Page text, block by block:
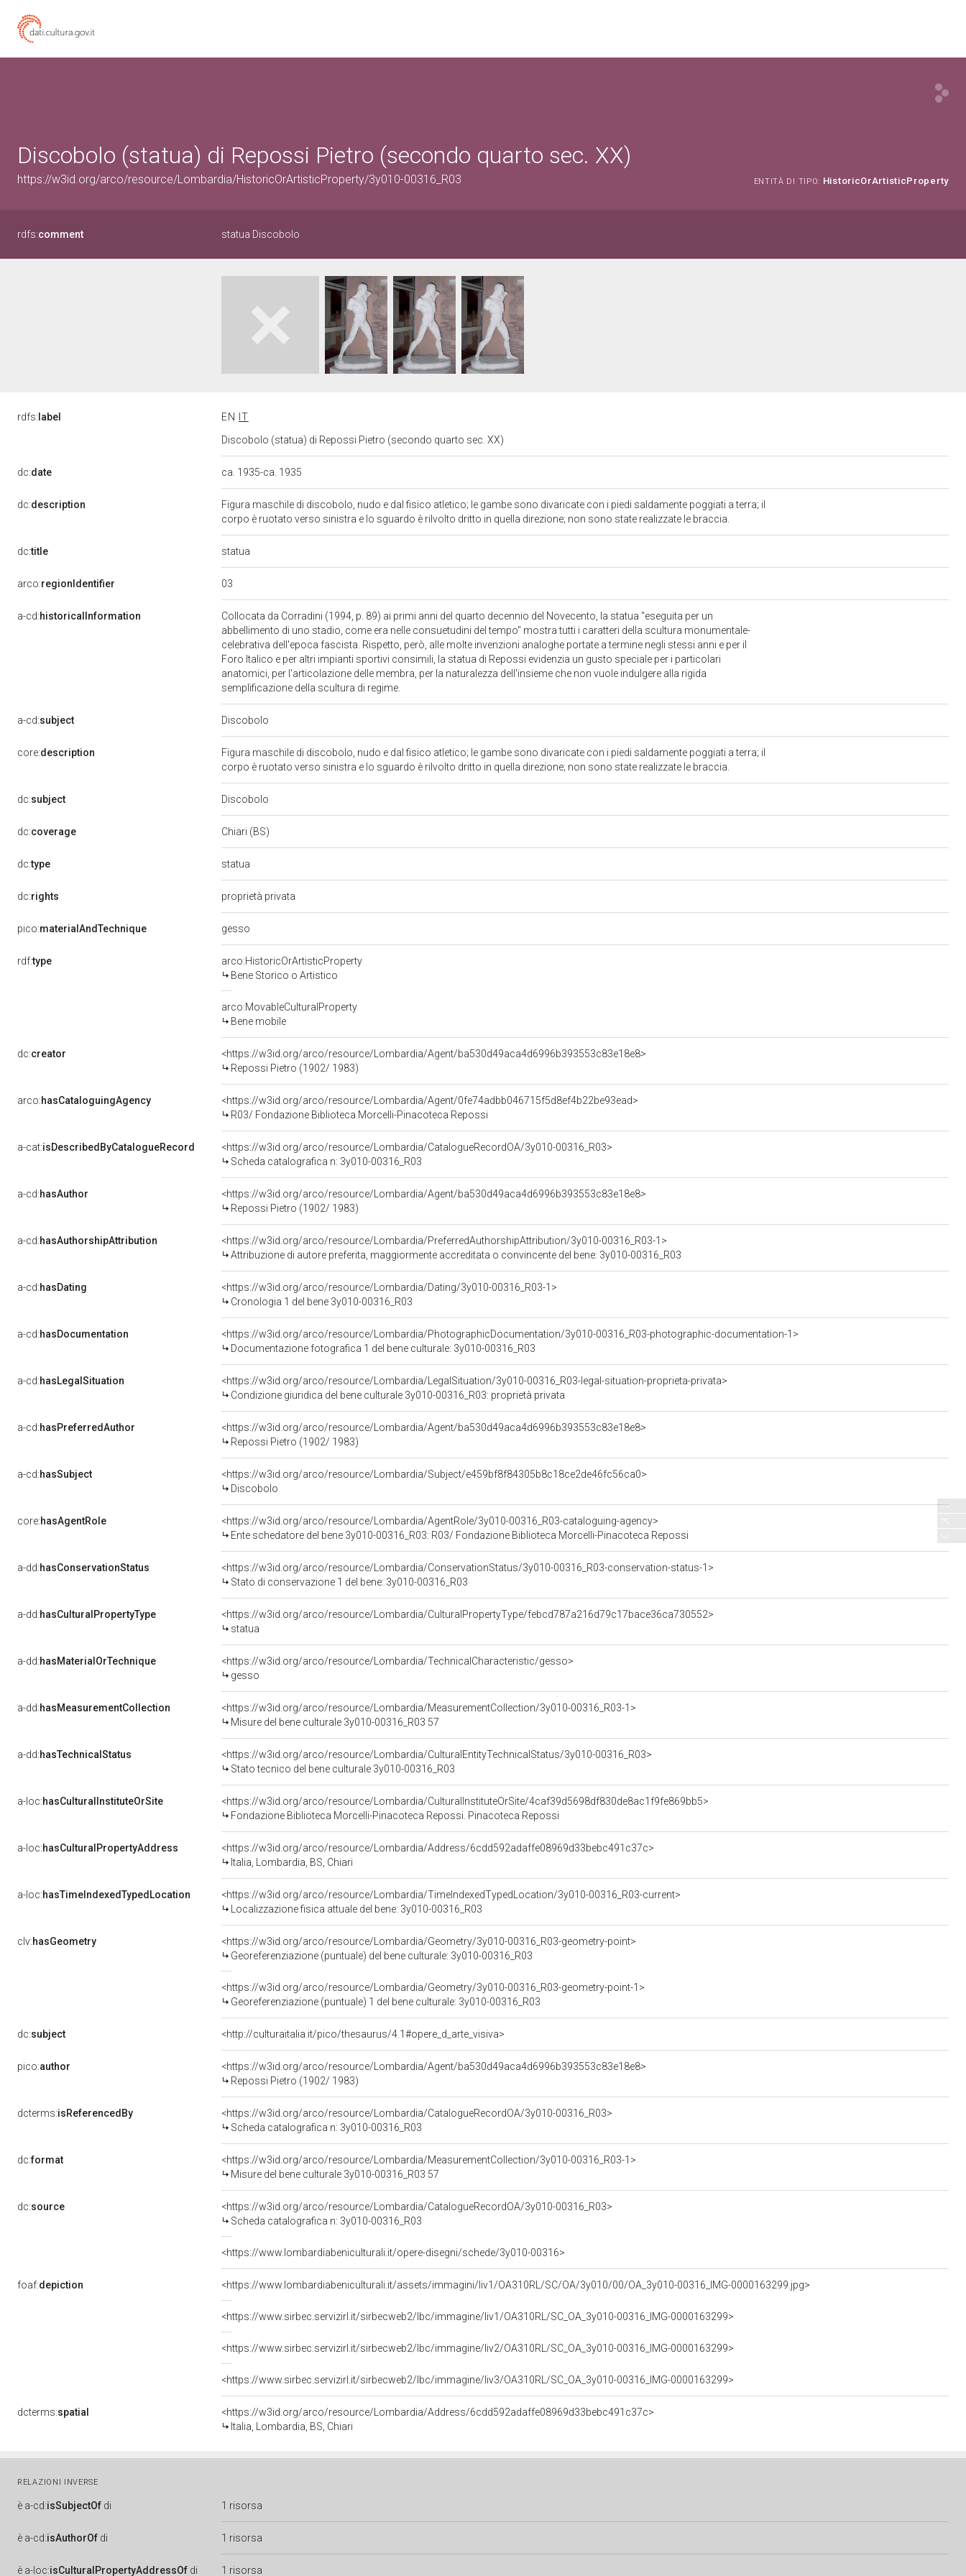
Discobolo (statua) di Repossi Pietro (secondo quarto sec. XX)
https://w3id.org/arco/resource/Lombardia/HistoricOrArtisticProperty/3y010-00316_R03 ENTITÀ DI TIPO: HistoricOrArtisticProperty
rdfs:comment statua Discobolo
rdfs: label EN
IT
Discobolo (statua) di Repossi Pietro (secondo quarto sec. XX)
dc:date ca. 1935-ca. 1935
dc:description
Figura maschile di discobolo, nudo e dal fisico atletico; le gambe sono divaricate con i piedi saldamente poggiati a terra; il
corpo è ruotato verso sinistra e lo sguardo è rilvolto dritto in quella direzione; non sono state realizzate le braccia.
dc:title statua
arco:regionIdentifier 03
a-cd:historicalInformation
Collocata da Corradini (1994, p. 89) ai primi anni del quarto decennio del Novecento, la statua "eseguita per un
abbellimento di uno stadio, come era nelle consuetudini del tempo" mostra tutti i caratteri della scultura monumentale-
celebrativa dell'epoca fascista. Rispetto, però, alle molte invenzioni analoghe portate a termine negli stessi anni e per il
Foro Italico e per altri impianti sportivi consimili, la statua di Repossi evidenzia un gusto speciale per i particolari
anatomici, per l'articolazione delle membra, per la naturalezza dell'insieme che non vuole indulgere alla rigida
semplificazione della scultura di regime.
a-cd:subject Discobolo
core:description
Figura maschile di discobolo, nudo e dal fisico atletico; le gambe sono divaricate con i piedi saldamente poggiati a terra; il
corpo è ruotato verso sinistra e lo sguardo è rilvolto dritto in quella direzione; non sono state realizzate le braccia.
dc:subject Discobolo
dc:coverage Chiari (BS)
dc:type statua
dc:rights proprietà privata
pico:materialAndTechnique gesso
rdf:type
arco:HistoricOrArtisticProperty
Bene Storico o Artistico
arco:MovableCulturalProperty
Bene mobile
dc:creator
<https://w3id.org/arco/resource/Lombardia/Agent/ba530d49aca4d6996b393553c83e18e8>
Repossi Pietro (1902/ 1983)
arco:hasCataloguingAgency
<https://w3id.org/arco/resource/Lombardia/Agent/0fe74adbb046715f5d8ef4b22be93ead>
R03/ Fondazione Biblioteca Morcelli-Pinacoteca Repossi
a-cat:isDescribedByCatalogueRecord
<https://w3id.org/arco/resource/Lombardia/CatalogueRecordOA/3y010-00316_R03>
Scheda catalografica n: 3y010-00316_R03
a-cd:hasAuthor
<https://w3id.org/arco/resource/Lombardia/Agent/ba530d49aca4d6996b393553c83e18e8>
Repossi Pietro (1902/ 1983)
a-cd:hasAuthorshipAttribution
<https://w3id.org/arco/resource/Lombardia/PreferredAuthorshipAttribution/3y010-00316_R03-1>
Attribuzione di autore preferita, maggiormente accreditata o convincente del bene: 3y010-00316_R03
a-cd:hasDating
<https://w3id.org/arco/resource/Lombardia/Dating/3y010-00316_R03-1>
Cronologia 1 del bene 3y010-00316_R03
a-cd:hasDocumentation
<https://w3id.org/arco/resource/Lombardia/PhotographicDocumentation/3y010-00316_R03-photographic-documentation-1>
Documentazione fotografica 1 del bene culturale: 3y010-00316_R03
a-cd:hasLegalSituation
<https://w3id.org/arco/resource/Lombardia/LegalSituation/3y010-00316_R03-legal-situation-proprieta-privata>
Condizione giuridica del bene culturale 3y010-00316_R03: proprietà privata
a-cd:hasPreferredAuthor
<https://w3id.org/arco/resource/Lombardia/Agent/ba530d49aca4d6996b393553c83e18e8>
Repossi Pietro (1902/ 1983)
a-cd:hasSubject
<https://w3id.org/arco/resource/Lombardia/Subject/e459bf8f84305b8c18ce2de46fc56ca0>
Discobolo
core:hasAgentRole
<https://w3id.org/arco/resource/Lombardia/AgentRole/3y010-00316_R03-cataloguing-agency>
Ente schedatore del bene 3y010-00316_R03: R03/ Fondazione Biblioteca Morcelli-Pinacoteca Repossi
a-dd:hasConservationStatus
<https://w3id.org/arco/resource/Lombardia/ConservationStatus/3y010-00316_R03-conservation-status-1>
Stato di conservazione 1 del bene: 3y010-00316_R03
a-dd:hasCulturalPropertyType
<https://w3id.org/arco/resource/Lombardia/CulturalPropertyType/febcd787a216d79c17bace36ca730552>
statua
a-dd:hasMaterialOrTechnique
<https://w3id.org/arco/resource/Lombardia/TechnicalCharacteristic/gesso>
gesso
a-dd:hasMeasurementCollection
<https://w3id.org/arco/resource/Lombardia/MeasurementCollection/3y010-00316_R03-1>
Misure del bene culturale 3y010-00316_R03 57
a-dd:hasTechnicalStatus
<https://w3id.org/arco/resource/Lombardia/CulturalEntityTechnicalStatus/3y010-00316_R03>
Stato tecnico del bene culturale 3y010-00316_R03
a-loc:hasCulturalInstituteOrSite
<https://w3id.org/arco/resource/Lombardia/CulturalInstituteOrSite/4caf39d5698df830de8ac1f9fe869bb5>
Fondazione Biblioteca Morcelli-Pinacoteca Repossi. Pinacoteca Repossi
a-loc:hasCulturalPropertyAddress
<https://w3id.org/arco/resource/Lombardia/Address/6cdd592adaffe08969d33bebc491c37c>
Italia, Lombardia, BS, Chiari
a-loc:hasTimeIndexedTypedLocation
<https://w3id.org/arco/resource/Lombardia/TimeIndexedTypedLocation/3y010-00316_R03-current>
Localizzazione fisica attuale del bene: 3y010-00316_R03
clv:hasGeometry
<https://w3id.org/arco/resource/Lombardia/Geometry/3y010-00316_R03-geometry-point>
Georeferenziazione (puntuale) del bene culturale: 3y010-00316_R03
<https://w3id.org/arco/resource/Lombardia/Geometry/3y010-00316_R03-geometry-point-1>
Georeferenziazione (puntuale) 1 del bene culturale: 3y010-00316_R03
dc:subject <http://culturaitalia.it/pico/thesaurus/4.1#opere_d_arte_visiva>
pico:author
<https://w3id.org/arco/resource/Lombardia/Agent/ba530d49aca4d6996b393553c83e18e8>
Repossi Pietro (1902/ 1983)
dcterms:isReferencedBy
<https://w3id.org/arco/resource/Lombardia/CatalogueRecordOA/3y010-00316_R03>
Scheda catalografica n: 3y010-00316_R03
dc:format
<https://w3id.org/arco/resource/Lombardia/MeasurementCollection/3y010-00316_R03-1>
Misure del bene culturale 3y010-00316_R03 57
dc:source
<https://w3id.org/arco/resource/Lombardia/CatalogueRecordOA/3y010-00316_R03>
Scheda catalografica n: 3y010-00316_R03
<https://www.lombardiabeniculturali.it/opere-disegni/schede/3y010-00316>
foaf:depiction <https://www.lombardiabeniculturali.it/assets/immagini/liv1/OA310RL/SC/OA/3y010/00/OA_3y010-00316_IMG-0000163299.jpg>
<https://www.sirbec.servizirl.it/sirbecweb2/lbc/immagine/liv1/OA310RL/SC_OA_3y010-00316_IMG-0000163299>
<https://www.sirbec.servizirl.it/sirbecweb2/lbc/immagine/liv2/OA310RL/SC_OA_3y010-00316_IMG-0000163299>
<https://www.sirbec.servizirl.it/sirbecweb2/lbc/immagine/liv3/OA310RL/SC_OA_3y010-00316_IMG-0000163299>
dcterms:spatial
<https://w3id.org/arco/resource/Lombardia/Address/6cdd592adaffe08969d33bebc491c37c>
Italia, Lombardia, BS, Chiari
RELAZIONI INVERSE
è a-cd:isSubjectOf di 1 risorsa
è a-cd:isAuthorOf di 1 risorsa
è a-loc:isCulturalPropertyAddressOf di 1 risorsa